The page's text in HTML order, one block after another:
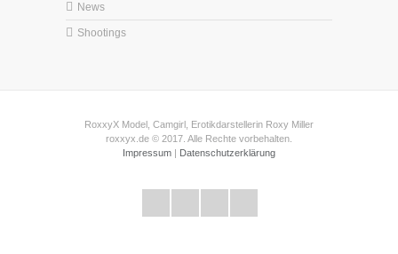
News
Shootings
RoxxyX Model, Camgirl, Erotikdarstellerin Roxy Miller
roxxyx.de © 2017. Alle Rechte vorbehalten.
Impressum | Datenschutzerklärung